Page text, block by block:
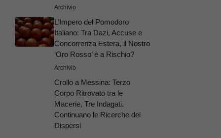
Archivio
L’Impero del Pomodoro
Italiano: Tra Dazi, Accuse e
Concorrenza Estera, il Nostro
‘Oro Rosso’ è a Rischio?
Archivio
Crollo a Messina: Terzo
Corpo Ritrovato tra le
Macerie, Tre Indagati.
Continuano le Ricerche dei
Dispersi